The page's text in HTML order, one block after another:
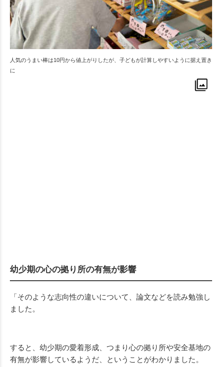
人気のうまい棒は10円から値上がりしたが、子どもが計算しやすいように据え置き
に
幼少期の心の拠り所の有無が影響
「そのような志向性の違いについて、論文などを読み勉強し
ました。
すると、幼少期の愛着形成、つまり心の拠り所や安全基地の
有無が影響しているようだ、ということがわかりました。